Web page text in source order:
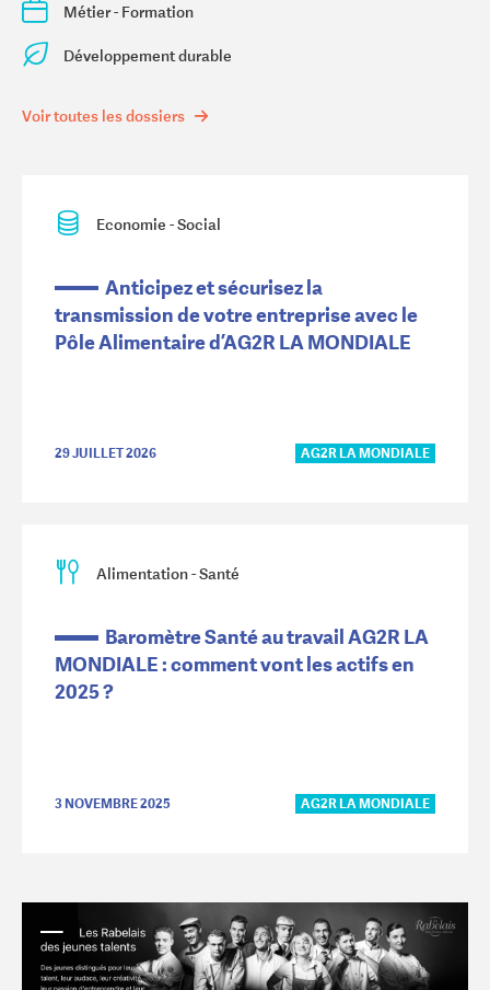
Métier - Formation
Développement durable
Voir toutes les dossiers
Economie - Social
Anticipez et sécurisez la
transmission de votre entreprise avec le
Pôle Alimentaire d’AG2R LA MONDIALE
29 JUILLET 2026 AG2R LA MONDIALE
Alimentation - Santé
Baromètre Santé au travail AG2R LA
MONDIALE : comment vont les actifs en
2025 ?
3 NOVEMBRE 2025 AG2R LA MONDIALE